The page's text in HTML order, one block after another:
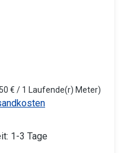
€ / 1 Laufende(r) Meter)
1-3 Tage